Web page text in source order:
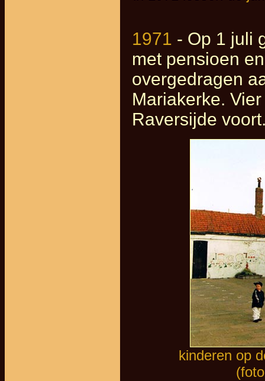
1971 - Op 1 juli
met pensioen
overgedragen
Mariakerke.
Raversijde
kinderen op